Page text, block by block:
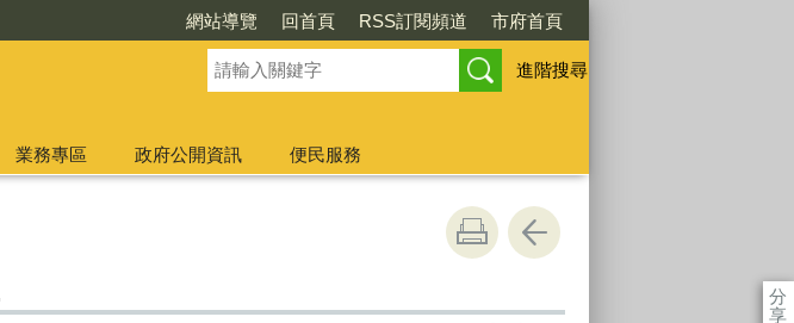
網站導覽 回首頁 RSS訂閱頻道 市府首頁
進階搜尋
業務專區 政府公開資訊
便民服務
分
享